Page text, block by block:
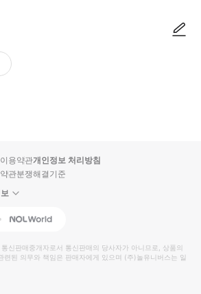
용약관개인정보 처리방침
관분쟁해결기준
Interpark Global
신판매중개자로서 통신판매의 당사자가 아니므로, 상품의
련된 의무와 책임은 판매자에게 있으며 (주)놀유니버스는 일